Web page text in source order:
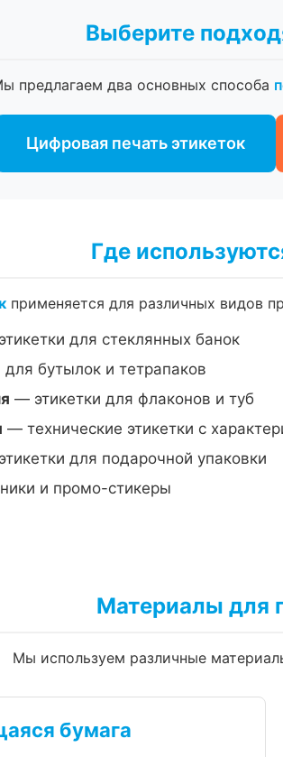
Выберите
предлагаем два основных способа
Цифровая печать этикеток
Где
применяется для различных видов
для стеклянных банок
бутылок и тетрапаков
— этикетки для флаконов и туб
— технические этикетки с
для подарочной упаковки
и промо-стикеры
Материалы для
Мы используем различные
бумага